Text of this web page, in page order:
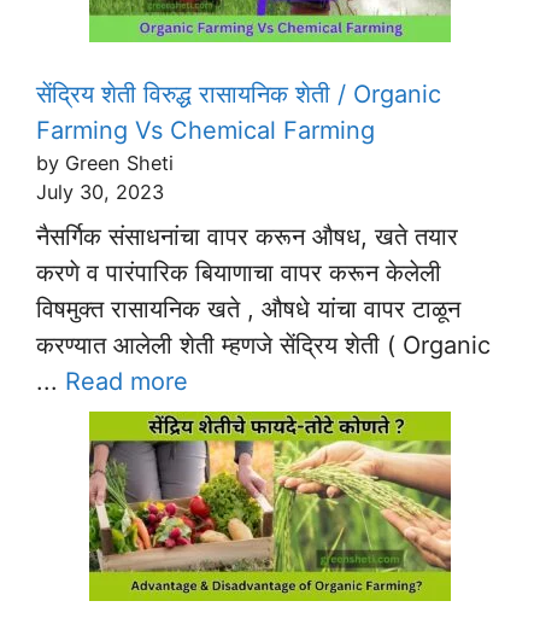
सेंद्रिय शेती विरुद्ध रासायनिक शेती / Organic
Farming Vs Chemical Farming
by Green Sheti
July 30, 2023
नैसर्गिक संसाधनांचा वापर करून औषध, खते तयार
करणे व पारंपारिक बियाणाचा वापर करून केलेली
विषमुक्त रासायनिक खते , औषधे यांचा वापर टाळून
करण्यात आलेली शेती म्हणजे सेंद्रिय शेती ( Organic
... Read more